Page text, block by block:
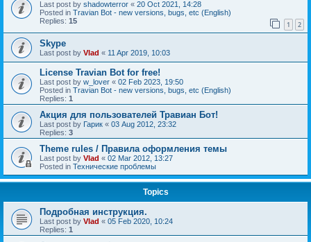
Last post by shadowterror « 20 Oct 2021, 14:28
Posted in Travian Bot - new versions, bugs, etc (English)
Replies: 15 1 2
Skype
Last post by Vlad « 11 Apr 2019, 10:03
License Travian Bot for free!
Last post by w_lover « 02 Feb 2023, 19:50
Posted in Travian Bot - new versions, bugs, etc (English)
Replies: 1
Акция для пользователей Травиан Бот!
Last post by Гарик « 03 Aug 2012, 23:32
Replies: 3
Theme rules / Правила оформления темы
Last post by Vlad « 02 Mar 2012, 13:27
Posted in Технические проблемы
Topics
Подробная инструкция.
Last post by Vlad « 05 Feb 2020, 10:24
Replies: 1